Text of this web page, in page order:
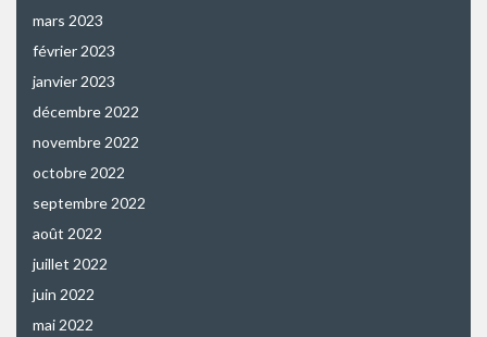
mars 2023
février 2023
janvier 2023
décembre 2022
novembre 2022
octobre 2022
septembre 2022
août 2022
juillet 2022
juin 2022
mai 2022